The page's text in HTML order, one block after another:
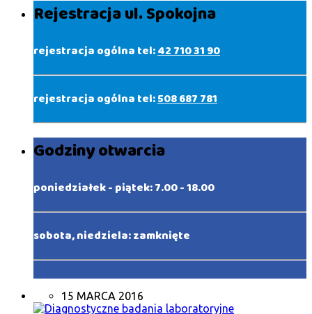
Rejestracja ul. Spokojna
rejestracja ogólna tel:42 710 31 90
rejestracja ogólna tel:508 687 781
Godziny otwarcia
poniedziałek - piątek: 7.00 - 18.00
sobota, niedziela: zamknięte
15 MARCA 2016